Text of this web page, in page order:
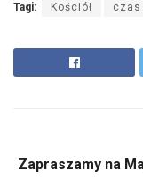
Tagi: Kościół czas
Zapraszamy na